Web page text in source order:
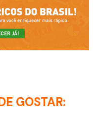
GOSTAR: